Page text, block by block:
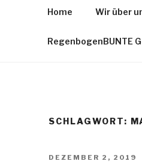
Home Wir über
RegenbogenBUNTE
SCHLAGWORT:
VERÖFFENTLICHT
DEZEMBER 2, 2019